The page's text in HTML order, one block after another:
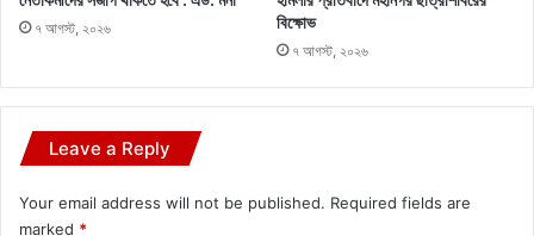
৭ আগস্ট, ২০২৬
বিক্ষোভ
৭ আগস্ট, ২০২৬
Leave a Reply
Your email address will not be published. Required fields are
marked *